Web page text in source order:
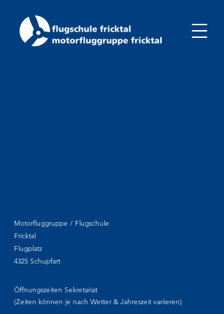
Motorfluggruppe / Flugschule
Fricktal
Flugplatz
4325 Schupfart
Öffnungszeiten Sekretariat
(Zeiten können je nach Wetter & Jahreszeit variieren)